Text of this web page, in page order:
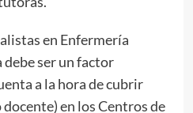
en Enfermería
ser un factor
a la hora de cubrir
en los Centros de